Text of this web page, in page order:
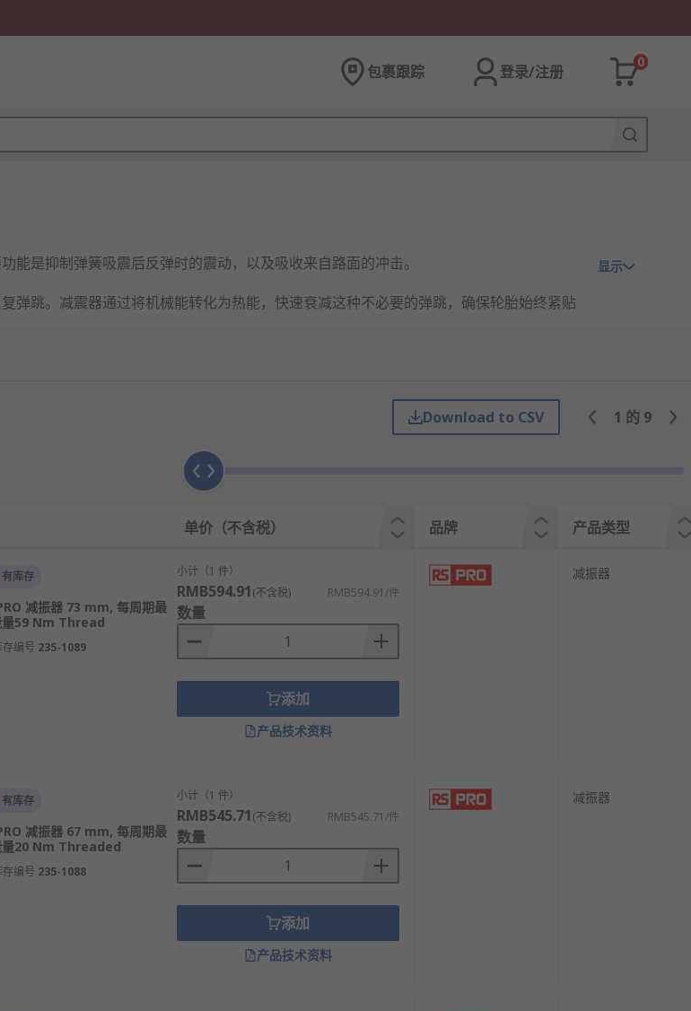
包裹跟踪 登录/注册
0
是抑制弹簧吸震后反弹时的震动，以及吸收来自路面的冲击。
弹跳。减震器通过将机械能转化为热能，快速衰减这种不必要的弹跳，确保轮胎始终紧贴
小的孔道或阀门，油液流动产生的粘滞阻力将机械能（震动）转化为热能，从而消耗能
强度；在回弹行程（弹簧恢复）时，抑制车身的连续弹跳，两个行程的阻尼力可以分别设
，精确控制油液流动的阻力，从而产生不同的阻尼力，适应不同强度的震动。
油缸散发到空气中，因此长时间激烈驾驶后减震器会明显发热。
化，防止油液产生气泡（气蚀），确保阻尼力稳定。
塞设计，响应更灵敏，散热更好，常用于高性能场合。
液通道截面积，从而自动调节阻尼力的软硬。
开启提供更柔和的阻尼，提升舒适性。
提高过弯、刹车时的稳定性。
，减少疲劳。
。
求有良好的密封性和耐腐蚀性。
不同。
需要定期检查更换。
显示
Download to CSV 1 的 9
单价（不含税） 品牌 产品类型
有库存
减振器 73 mm, 每周期最
量59 Nm Thread
存编号 235-1089
小计（1 件）
RMB594.91(不含税) RMB594.91/件
数量
添加
产品技术资料
减振器
有库存
减振器 67 mm, 每周期最
量20 Nm Threaded
存编号 235-1088
小计（1 件）
RMB545.71(不含税) RMB545.71/件
数量
添加
产品技术资料
减振器